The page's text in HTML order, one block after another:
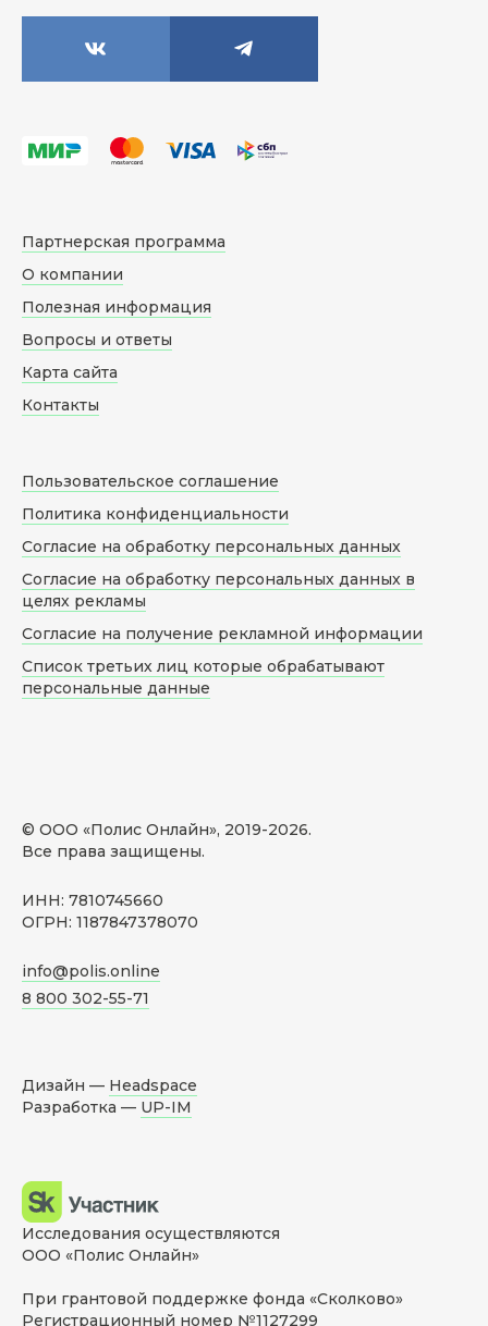
© ООО «Полис Онлайн», 2019-2026.
Все права защищены.
ИНН: 7810745660
ОГРН: 1187847378070
info@polis.online
8 800 302-55-71
Партнерская программа
О компании
Полезная информация
Вопросы и ответы
Карта сайта
Контакты
Пользовательское соглашение
Политика конфиденциальности
Согласие на обработку персональных данных
Согласие на обработку персональных данных в
целях рекламы
Согласие на получение рекламной информации
Список третьих лиц которые обрабатывают
персональные данные
Дизайн — Headspace
Разработка — UP-IM
Исследования осуществляются
ООО «Полис Онлайн»
При грантовой поддержке фонда «Сколково»
Регистрационный номер №1127299